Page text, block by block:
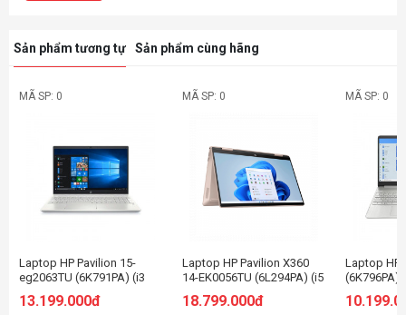
Sản phẩm tương tự Sản phẩm cùng hãng
MÃ SP: 0
Laptop HP Pavilion 15-
eg2063TU (6K791PA) (i3
SSD/15.6 FHD/Win11/Bạc)
13.199.000đ
MÃ SP: 0
Laptop HP Pavilion X360
14-EK0056TU (6L294PA) (i5
SSD/14 FHD Cảm
18.799.000đ
MÃ SP: 0
Laptop HP
(6K796PA)
HD/